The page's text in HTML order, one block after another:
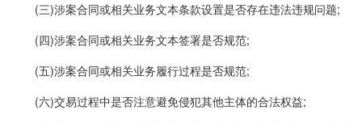
(三)涉案合同或相关业务文本条款设置是否存在违法违规问题;
(四)涉案合同或相关业务文本签署是否规范;
(五)涉案合同或相关业务履行过程是否规范;
(六)交易过程中是否注意避免侵犯其他主体的合法权益;